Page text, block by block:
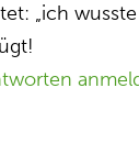
„ich